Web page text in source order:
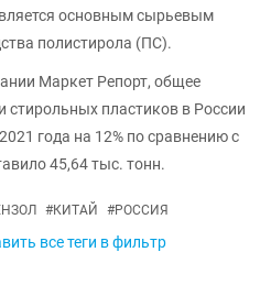
основным сырьевым
полистирола (ПС).
Маркет Репорт, общее
стирольных пластиков в России
года на 12% по сравнению с
45,64 тыс. тонн.
#КИТАЙ #РОССИЯ
все теги в фильтр